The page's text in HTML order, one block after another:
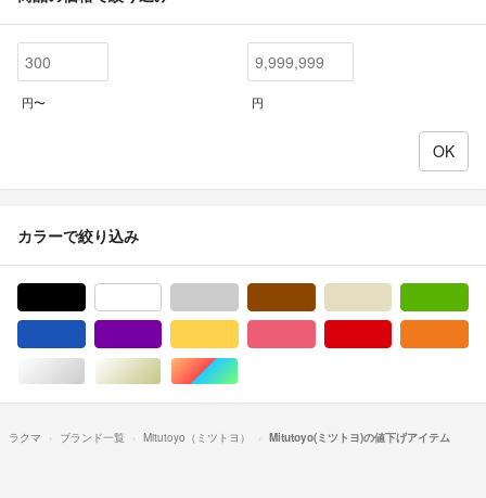
円〜 円
カラーで絞り込み
シルバー/銀色系ゴールド/金色系マルチカラー
ラクマ ブランド一覧 Mitutoyo（ミツトヨ） Mitutoyo(ミツトヨ)の値下げアイテム